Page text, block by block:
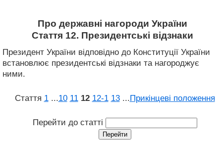
Про державні нагороди України
Стаття 12. Президентські відзнаки
Президент України відповідно до Конституції України
встановлює президентські відзнаки та нагороджує
ними.
Стаття 1 ...10 11 12 12‑1 13 ...Прикінцеві положення
Перейти до статті